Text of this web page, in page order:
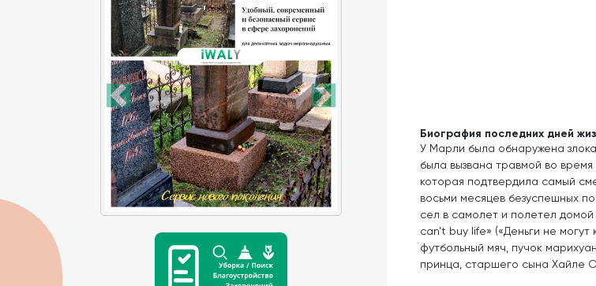
Биография последних дней
У Марли была обнаружена
была вызвана травмой во
которая подтвердила самый
восьми месяцев безуспешных
сел в самолет и полетел домой
can’t buy life» («Деньги не
футбольный мяч, пучок
принца, старшего сына Хайле